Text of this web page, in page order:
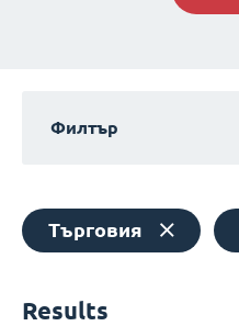
Филтър
Търговия
Results